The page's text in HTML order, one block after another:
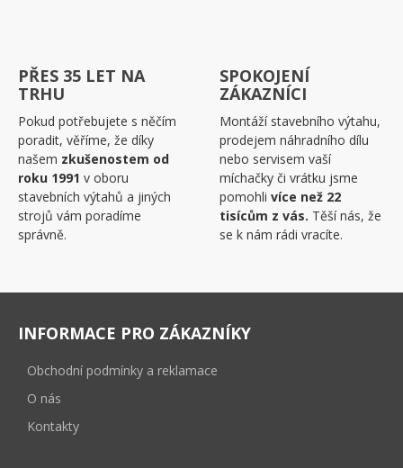
PŘES 35 LET NA
TRHU
Pokud potřebujete s něčím
poradit, věříme, že díky
našem zkušenostem od
roku 1991 v oboru
stavebních výtahů a jiných
strojů vám poradíme
správně.
SPOKOJENÍ
ZÁKAZNÍCI
Montáží stavebního výtahu,
prodejem náhradního dílu
nebo servisem vaší
míchačky či vrátku jsme
pomohli více než 22
tisícům z vás. Těší nás, že
se k nám rádi vracíte.
INFORMACE PRO ZÁKAZNÍKY
Obchodní podmínky a reklamace
O nás
Kontakty